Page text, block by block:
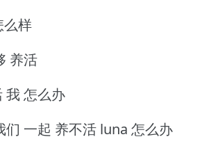
么样
养活
我 怎么办
们 一起 养不活 luna 怎么办